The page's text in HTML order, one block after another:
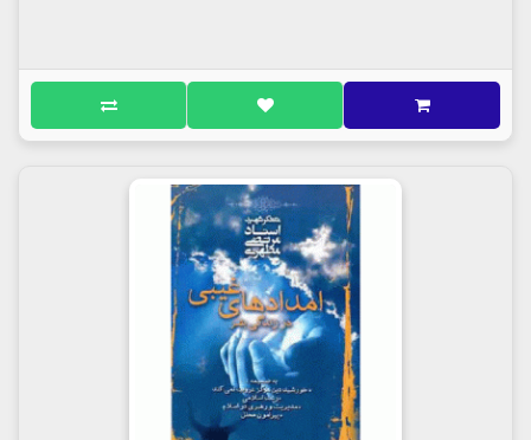
اظهار وفاداری یاران
سرّ عدم مخالفت امام حسین علیه السلام با ماندن
یاران
شهید به جامعه حیات می دهد
گفتار چهل و یکم
تاسوعای حسینی
دو حادثه ای که در شب عاشورا زینب علیها سلام
را منقلب کرد
حسین جان تنها دلخوشی من توئی
راز مهلت خواستن امام حسین علیه السلام
معرفت حضرت قاسم علیه السلام
عمو مرا دریاب
گفتار چهل و دوم
امام حسین علیه السلام مهاجر مجاهد